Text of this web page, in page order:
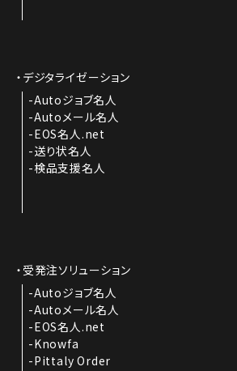
デジタライゼーション
Autoジョブ名人
Autoメール名人
EOS名人.net
送り状名人
検品支援名人
受発注ソリューション
Autoジョブ名人
Autoメール名人
EOS名人.net
Knowfa
Pittaly Order